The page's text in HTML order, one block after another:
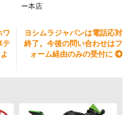
ー本店
ワ
テ
ヨシムラジャパンは電話応対
終了。今後の問い合わせはフ
ォーム経由のみの受付に